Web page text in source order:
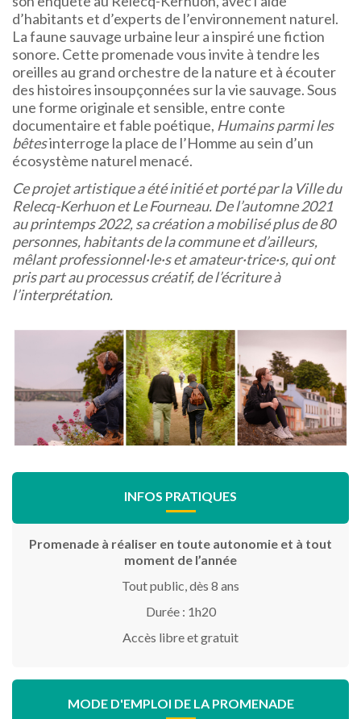
d’habitants et d’experts de l’environnement naturel.
La faune sauvage urbaine leur a inspiré une fiction
sonore. Cette promenade vous invite à tendre les
oreilles au grand orchestre de la nature et à écouter
des histoires insoupçonnées sur la vie sauvage. Sous
une forme originale et sensible, entre conte
documentaire et fable poétique, Humains parmi les
bêtesinterroge la place de l’Homme au sein d’un
écosystème naturel menacé.
Ce projet artistique a été initié et porté par la Ville du
Relecq-Kerhuon et Le Fourneau. De l’automne 2021
au printemps 2022, sa création a mobilisé plus de 80
personnes, habitants de la commune et d’ailleurs,
mêlant professionnel·le·s et amateur·trice·s, qui ont
pris part au processus créatif, de l’écriture à
l’interprétation.
INFOS PRATIQUES
Promenade à réaliser en toute autonomie et à tout
moment de l’année
Tout public, dès 8 ans
Durée : 1h20
Accès libre et gratuit
MODE D'EMPLOI DE LA PROMENADE